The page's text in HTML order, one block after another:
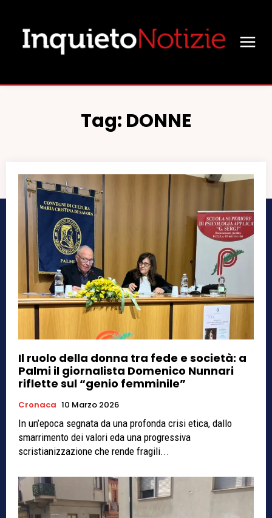
Tag: DONNE
Il ruolo della donna tra fede e società: a
Palmi il giornalista Domenico Nunnari
riflette sul “genio femminile”
Cronaca 10 Marzo 2026
In un’epoca segnata da una profonda crisi etica, dallo
smarrimento dei valori eda una progressiva
scristianizzazione che rende fragili...